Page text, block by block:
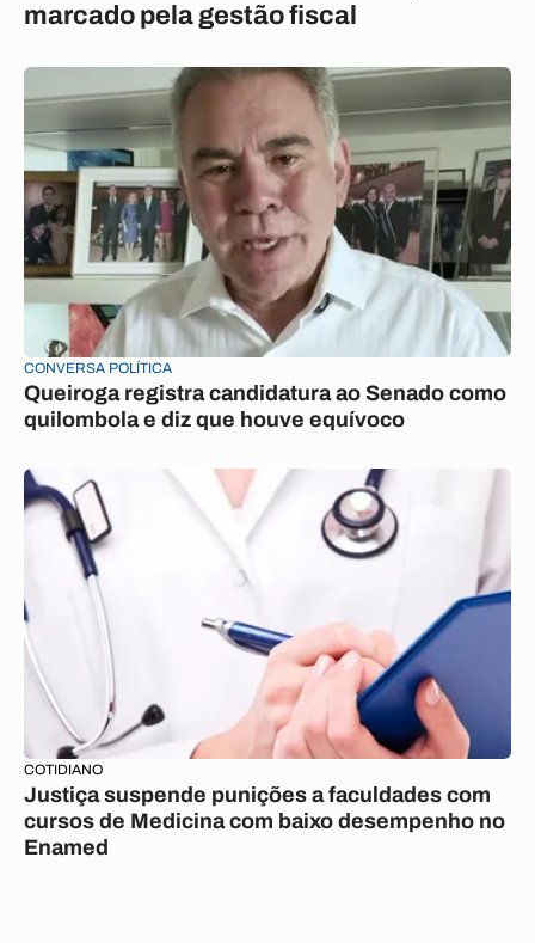
marcado pela gestão fiscal
CONVERSA POLÍTICA
Queiroga registra candidatura ao Senado como
quilombola e diz que houve equívoco
COTIDIANO
Justiça suspende punições a faculdades com
cursos de Medicina com baixo desempenho no
Enamed